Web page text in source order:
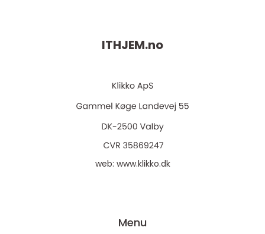
ITHJEM.no
web: www.klikko.dk
Menu